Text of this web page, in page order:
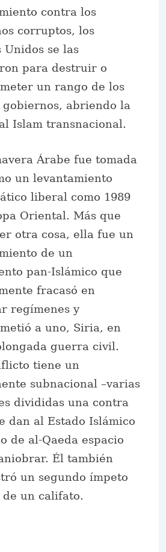
contra los
corruptos, los
Unidos se las
para destruir o
un rango de los
gobiernos, abriendo la
Islam transnacional.
Árabe fue tomada
un levantamiento
liberal como 1989
Oriental. Más que
otra cosa, ella fue un
de un
pan-Islámico que
fracasó en
regímenes y
a uno, Siria, en
guerra civil.
tiene un
subnacional –varias
divididas una contra
dan al Estado Islámico
de al-Qaeda espacio
Él también
un segundo ímpeto
un califato.